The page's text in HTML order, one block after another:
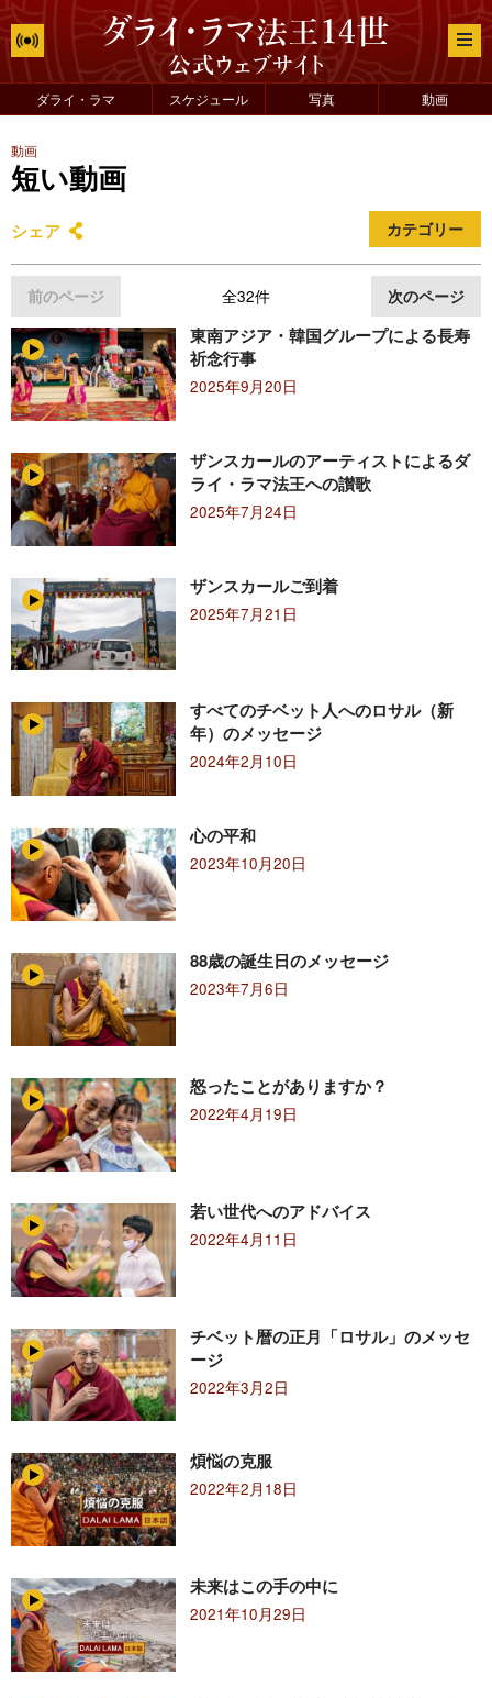
ダライ・ラマ スケジュール 写真 動画
動画
短い動画
シェア カテゴリー
前のページ 全32件 次のページ
東南アジア・韓国グループによる長寿
祈念行事
2025年9月20日
ザンスカールのアーティストによるダ
ライ・ラマ法王への讃歌
2025年7月24日
ザンスカールご到着
2025年7月21日
すべてのチベット人へのロサル（新
年）のメッセージ
2024年2月10日
心の平和
2023年10月20日
88歳の誕生日のメッセージ
2023年7月6日
怒ったことがありますか？
2022年4月19日
若い世代へのアドバイス
2022年4月11日
チベット暦の正月「ロサル」のメッセ
ージ
2022年3月2日
煩悩の克服
2022年2月18日
未来はこの手の中に
2021年10月29日